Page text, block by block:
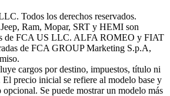
Todos los derechos reservados.
Ram, Mopar, SRT y HEMI son
de FCA US LLC. ALFA ROMEO y FIAT
de FCA GROUP Marketing S.p.A,
cargos por destino, impuestos, título ni
El precio inicial se refiere al modelo base y
Se puede mostrar un modelo más